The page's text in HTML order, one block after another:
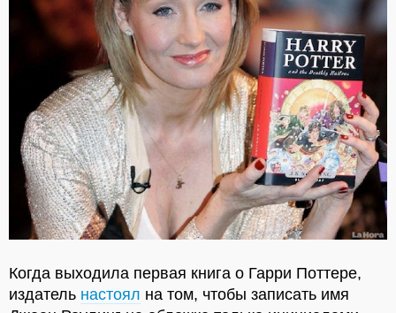
Когда выходила первая книга о Гарри Поттере,
издатель настоял на том, чтобы записать имя